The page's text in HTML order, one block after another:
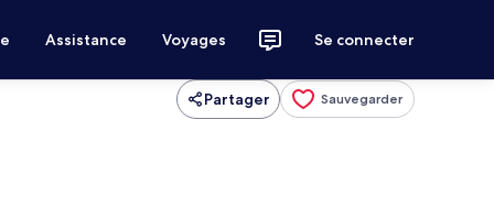
Assistance Voyages Se connecter
Partager Sauvegarder